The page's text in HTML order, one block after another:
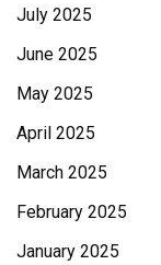
July 2025
June 2025
May 2025
April 2025
March 2025
February 2025
January 2025